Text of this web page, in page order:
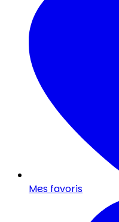
Mes favoris